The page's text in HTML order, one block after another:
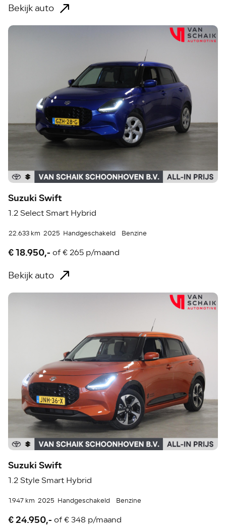
Bekijk auto
Suzuki Swift
1.2 Select Smart Hybrid
22.633 km 2025 Handgeschakeld Benzine
€ 18.950,- of€ 265 p/maand
Bekijk auto
Suzuki Swift
1.2 Style Smart Hybrid
1.947 km 2025 Handgeschakeld Benzine
€ 24.950,- of€ 348 p/maand